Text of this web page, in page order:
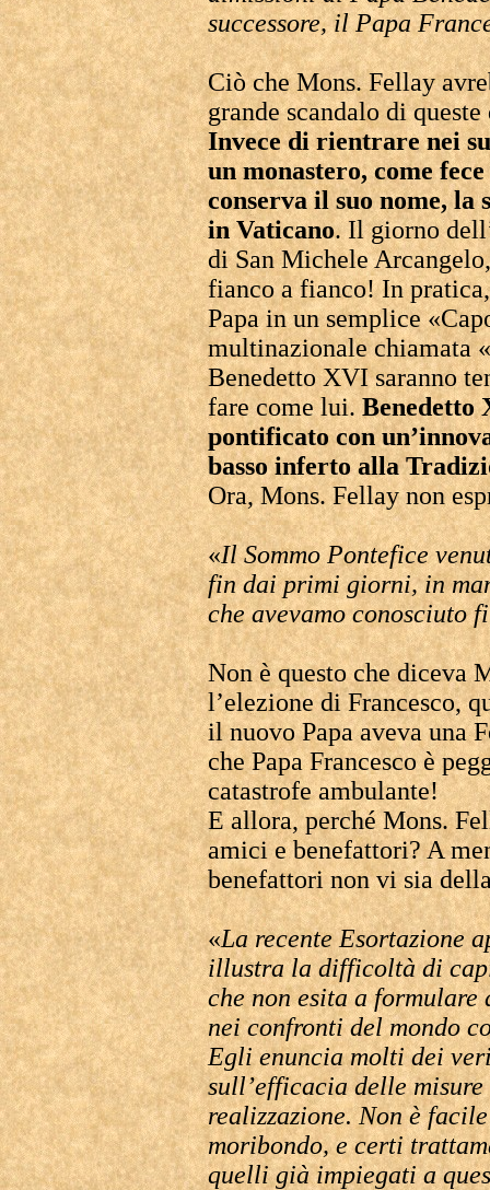
successore, il Papa
Ciò che Mons. Fellay
grande scandalo di
Invece di rientrare nei
un monastero, come
conserva il suo nome, la
in Vaticano. Il giorno
di San Michele
fianco a fianco! In
Papa in un semplice
multinazionale chiamata
Benedetto XVI saranno
fare come lui.Benedetto
pontificato con
basso inferto alla
Ora, Mons. Fellay non
«Il Sommo Pontefice
fin dai primi giorni, in
che avevamo conosciuto
Non è questo che diceva
l’elezione di Francesco,
il nuovo Papa aveva una
che Papa Francesco è
catastrofe ambulante!
E allora, perché Mons.
amici e benefattori? A
benefattori non vi sia
«La recente Esortazione
illustra la difficoltà di
che non esita a
nei confronti del mondo
Egli enuncia molti dei
sull’efficacia delle
realizzazione. Non è
moribondo, e certi
quelli già impiegati a